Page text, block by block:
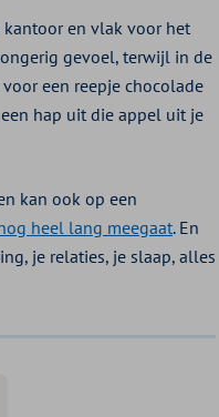
en vlak voor het
gevoel, terwijl in de
een reepje chocolade
hap uit die appel uit je
kan ook op een
heel lang meegaat. En
je relaties, je slaap, alles